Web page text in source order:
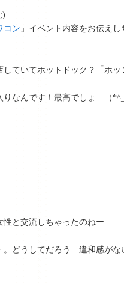
コン 」イベント内容をお伝え
ていてホットドック？「ホ
りなんです！最高でしょ （
と交流しちゃったのねー
。どうしてだろう 違和感が